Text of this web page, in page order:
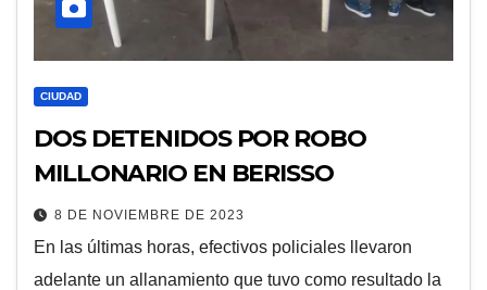
CIUDAD
DOS DETENIDOS POR ROBO
MILLONARIO EN BERISSO
8 DE NOVIEMBRE DE 2023
En las últimas horas, efectivos policiales llevaron
adelante un allanamiento que tuvo como resultado la